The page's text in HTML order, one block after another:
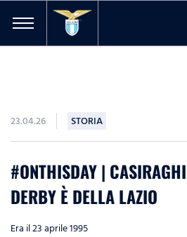
23.04.26 STORIA
#ONTHISDAY |
DERBY È DELLA LAZIO
Era il 23 aprile 1995